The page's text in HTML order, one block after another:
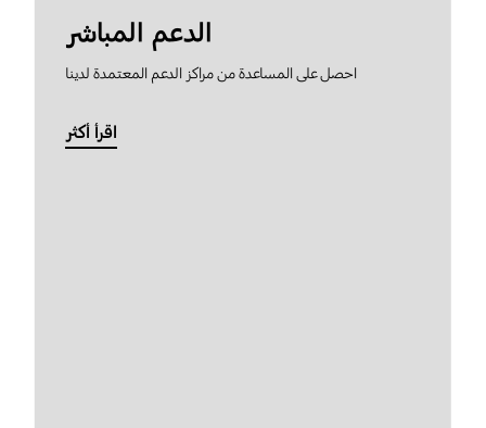
الدعم المباشر
احصل على المساعدة من مراكز الدعم المعتمدة لدينا
اقرأ أكثر